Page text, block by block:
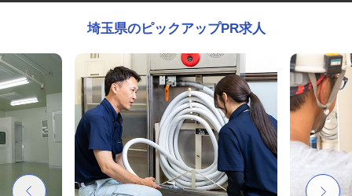
埼玉県のピックアップPR求人